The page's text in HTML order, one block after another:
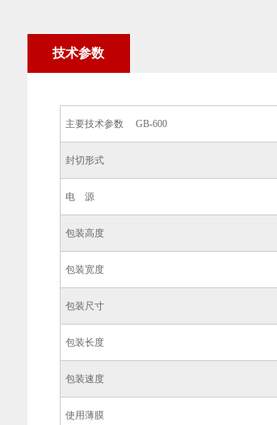
技术参数
主要技术参数 GB-600
封切形式
电 源
包装高度
包装宽度
包装尺寸
包装长度
包装速度
使用薄膜